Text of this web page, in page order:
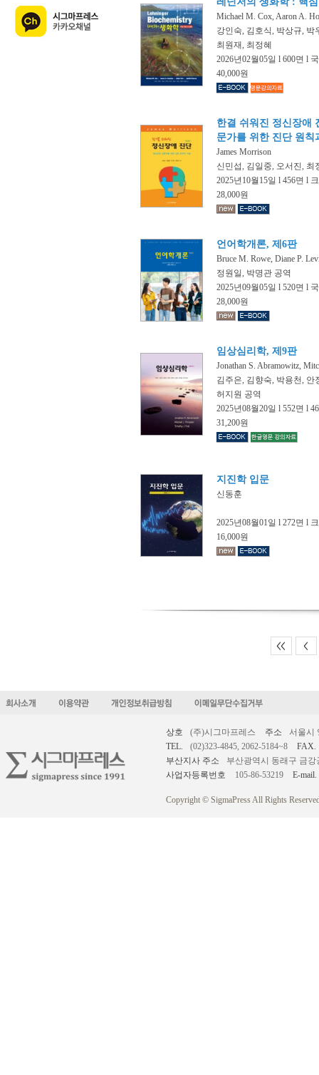
Michael M. Cox, Aaron A.
강인숙, 김호식, 박상규, 박
최원재, 최정혜
2026년02월05일 l 600면 l
40,000원
한결 쉬워진 정신장애
문가를 위한 진단 원칙
James Morrison
신민섭, 김일중, 오서진, 최
2025년10월15일 l 456면 l
28,000원
언어학개론, 제6판
Bruce M. Rowe, Diane P.
정원일, 박명관 공역
2025년09월05일 l 520면 l
28,000원
임상심리학, 제9판
Jonathan S. Abramowitz,
김주은, 김향숙, 박용천, 안
허지원 공역
2025년08월20일 l 552면 l
31,200원
지진학 입문
신동훈
2025년08월01일 l 272면 l
16,000원
<< <
상호 (주)시그마프레스 주소
서울시
TEL.
(02)323-4845, 2062-5184~8
FAX.
부산지사 주소
부산광역시 동래구 금강
사업자등록번호
105-86-53219 E-mail.
Copyright © SigmaPress All Rights